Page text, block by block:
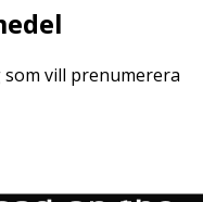
vill prenumerera